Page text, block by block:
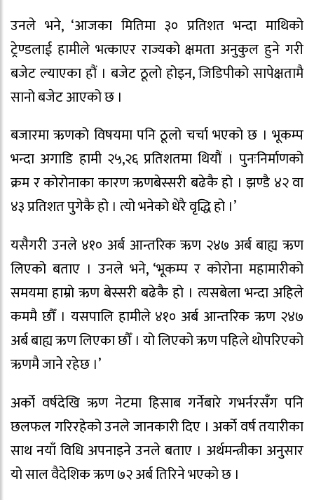
उनले भने, ‘आजका मितिमा ३० प्रतिशत भन्दा माथिको
ट्रेण्डलाई हामीले भत्काएर राज्यको क्षमता अनुकुल हुने गरी
बजेट ल्याएका हौं । बजेट ठूलो होइन, जिडिपीको सापेक्षतामै
सानो बजेट आएको छ ।
बजारमा ऋणको विषयमा पनि ठूलो चर्चा भएको छ । भूकम्प
भन्दा अगाडि हामी २५,२६ प्रतिशतमा थियौं । पुनःनिर्माणको
क्रम र कोरोनाका कारण ऋणबेस्सरी बढेकै हो । झण्डै ४२ वा
४३ प्रतिशत पुगेकै हो । त्यो भनेको धेरै वृद्धि हो ।’
यसैगरी उनले ४१० अर्ब आन्तरिक ऋण २४७ अर्ब बाह्य ऋण
लिएको बताए । उनले भने, ‘भूकम्प र कोरोना महामारीको
समयमा हाम्रो ऋण बेस्सरी बढेकै हो । त्यसबेला भन्दा अहिले
कममै छौँ । यसपालि हामीले ४१० अर्ब आन्तरिक ऋण २४७
अर्ब बाह्य ऋण लिएका छौँ । यो लिएको ऋण पहिले थोपरिएको
ऋणमै जाने रहेछ ।’
अर्को वर्षदेखि ऋण नेटमा हिसाब गर्नेबारे गभर्नरसँग पनि
छलफल गरिरहेको उनले जानकारी दिए । अर्को वर्ष तयारीका
साथ नयाँ विधि अपनाइने उनले बताए । अर्थमन्त्रीका अनुसार
यो साल वैदेशिक ऋण ७२ अर्ब तिरिने भएको छ ।